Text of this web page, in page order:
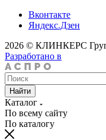
Вконтакте
Яндекс.Дзен
2026 © КЛИНКЕРС
Разработано в
Найти
Каталог
По всему сайту
По каталогу